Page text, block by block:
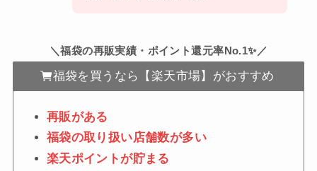
＼福袋の再販実績・ポイント還元率No.1✨／
福袋を買うなら【楽天市場】がおすすめ
再販がある
福袋の取り扱い店舗数が多い
楽天ポイントが貯まる